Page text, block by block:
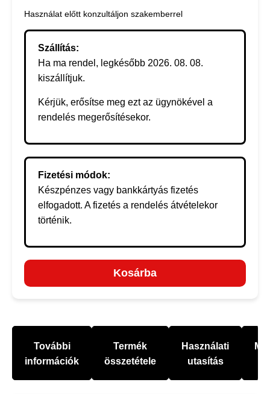
Használat előtt konzultáljon szakemberrel
Szállítás:
Ha ma rendel, legkésőbb 2026. 08. 08.
kiszállítjuk.
Kérjük, erősítse meg ezt az ügynökével a
rendelés megerősítésekor.
Fizetési módok:
Készpénzes vagy bankkártyás fizetés
elfogadott. A fizetés a rendelés átvételekor
történik.
Kosárba
További
információk
Termék
összetétele
Használati
utasítás